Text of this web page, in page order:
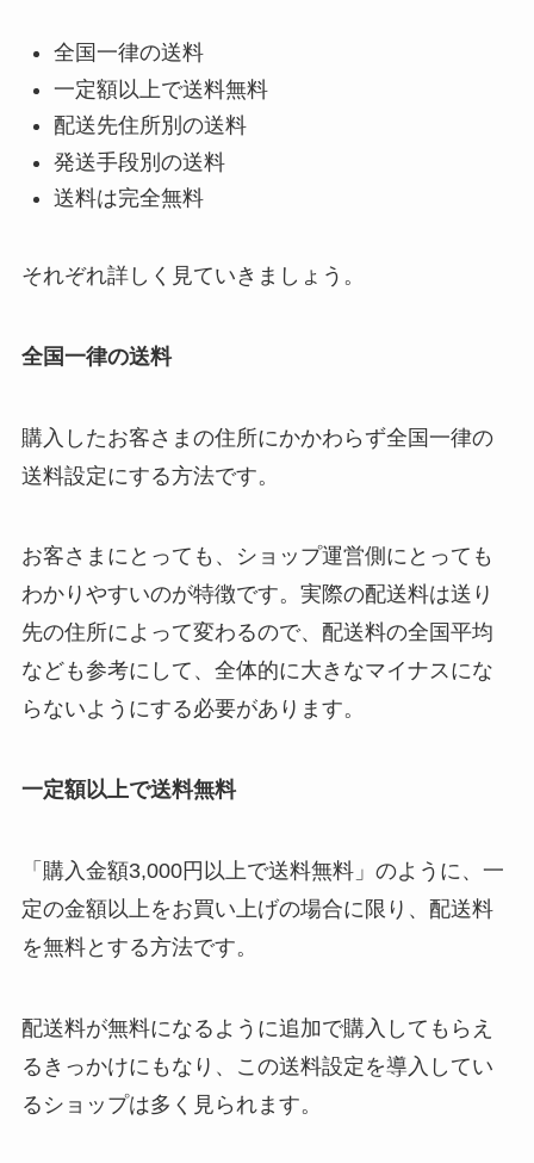
全国一律の送料
一定額以上で送料無料
配送先住所別の送料
発送手段別の送料
送料は完全無料
それぞれ詳しく見ていきましょう。
全国一律の送料
購入したお客さまの住所にかかわらず全国一律の
送料設定にする方法です。
お客さまにとっても、ショップ運営側にとっても
わかりやすいのが特徴です。実際の配送料は送り
先の住所によって変わるので、配送料の全国平均
なども参考にして、全体的に大きなマイナスにな
らないようにする必要があります。
一定額以上で送料無料
「購入金額3,000円以上で送料無料」のように、一
定の金額以上をお買い上げの場合に限り、配送料
を無料とする方法です。
配送料が無料になるように追加で購入してもらえ
るきっかけにもなり、この送料設定を導入してい
るショップは多く見られます。